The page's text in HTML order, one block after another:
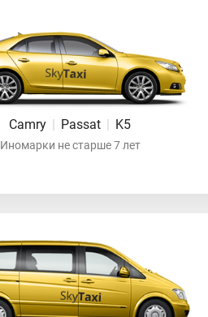
Camry | Passat | K5
Иномарки не старше 7 лет